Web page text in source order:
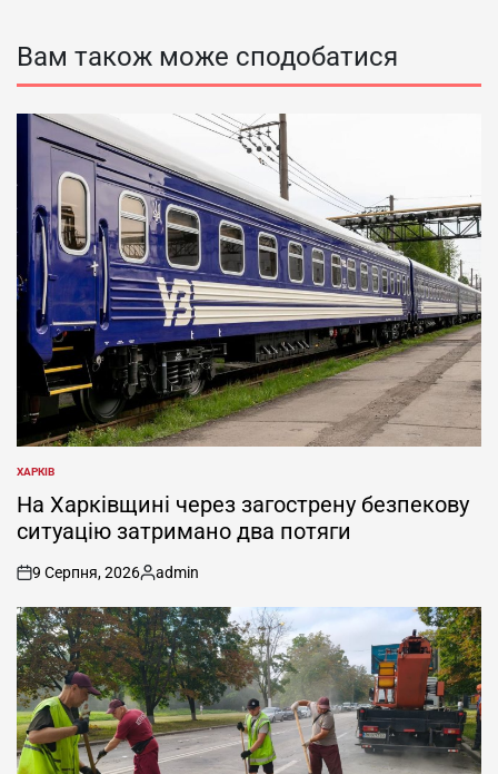
Вам також може сподобатися
ОПУБЛІКУВАТИ
У
ХАРКІВ
На Харківщині через загострену безпекову
ситуацію затримано два потяги
on
9 Серпня, 2026
Опубліковано
admin